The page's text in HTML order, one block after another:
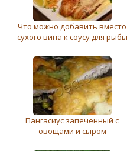
Что можно добавить вместо
сухого вина к соусу для рыбы
Пангасиус запеченный с
овощами и сыром